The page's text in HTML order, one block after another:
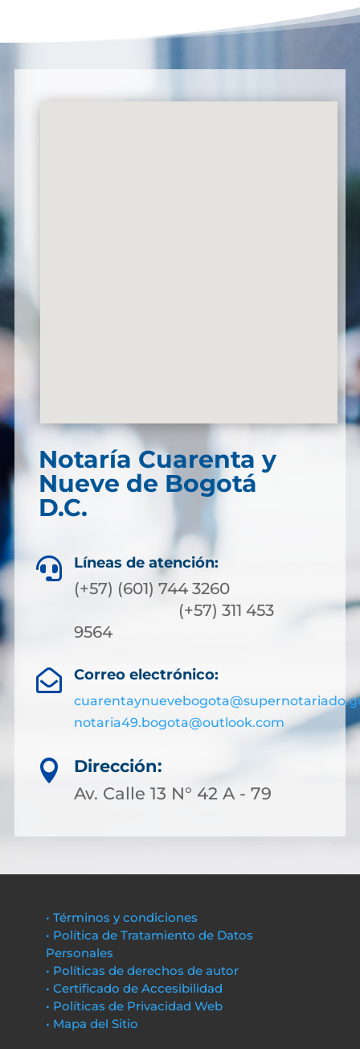
Notaría Cuarenta y
Nueve de Bogotá
D.C.
 Líneas de atención:
(+57) (601) 744 3260
(+57) 311 453
9564
 Correo electrónico:
notaria49.bogota@outlook.com

Dirección:
Av. Calle 13 N° 42 A - 79
• Términos y condiciones
• Política de Tratamiento de Datos
Personales
• Políticas de derechos de autor
• Certificado de Accesibilidad
• Políticas de Privacidad Web
• Mapa del Sitio